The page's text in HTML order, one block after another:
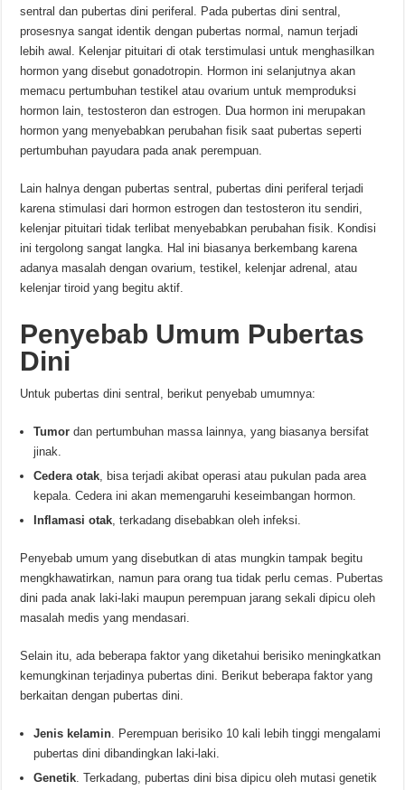
sentral dan pubertas dini periferal. Pada pubertas dini sentral,
prosesnya sangat identik dengan pubertas normal, namun terjadi
lebih awal. Kelenjar pituitari di otak terstimulasi untuk menghasilkan
hormon yang disebut gonadotropin. Hormon ini selanjutnya akan
memacu pertumbuhan testikel atau ovarium untuk memproduksi
hormon lain, testosteron dan estrogen. Dua hormon ini merupakan
hormon yang menyebabkan perubahan fisik saat pubertas seperti
pertumbuhan payudara pada anak perempuan.
Lain halnya dengan pubertas sentral, pubertas dini periferal terjadi
karena stimulasi dari hormon estrogen dan testosteron itu sendiri,
kelenjar pituitari tidak terlibat menyebabkan perubahan fisik. Kondisi
ini tergolong sangat langka. Hal ini biasanya berkembang karena
adanya masalah dengan ovarium, testikel, kelenjar adrenal, atau
kelenjar tiroid yang begitu aktif.
Penyebab Umum Pubertas
Dini
Untuk pubertas dini sentral, berikut penyebab umumnya:
Tumor dan pertumbuhan massa lainnya, yang biasanya bersifat
jinak.
Cedera otak, bisa terjadi akibat operasi atau pukulan pada area
kepala. Cedera ini akan memengaruhi keseimbangan hormon.
Inflamasi otak, terkadang disebabkan oleh infeksi.
Penyebab umum yang disebutkan di atas mungkin tampak begitu
mengkhawatirkan, namun para orang tua tidak perlu cemas. Pubertas
dini pada anak laki-laki maupun perempuan jarang sekali dipicu oleh
masalah medis yang mendasari.
Selain itu, ada beberapa faktor yang diketahui berisiko meningkatkan
kemungkinan terjadinya pubertas dini. Berikut beberapa faktor yang
berkaitan dengan pubertas dini.
Jenis kelamin. Perempuan berisiko 10 kali lebih tinggi mengalami
pubertas dini dibandingkan laki-laki.
Genetik. Terkadang, pubertas dini bisa dipicu oleh mutasi genetik